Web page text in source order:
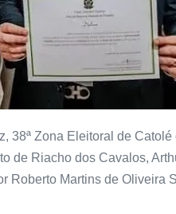
38ª Zona Eleitoral de
de Riacho dos Cavalos,
Roberto Martins de Oliveira